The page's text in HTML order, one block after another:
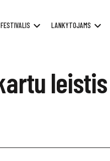
FESTIVALIS LANKYTOJAMS